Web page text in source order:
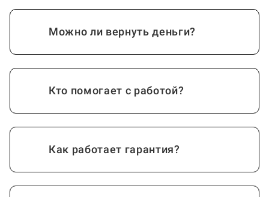
Можно ли вернуть деньги?
Кто помогает с работой?
Как работает гарантия?